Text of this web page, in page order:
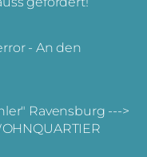
- An den
Ravensburg --->